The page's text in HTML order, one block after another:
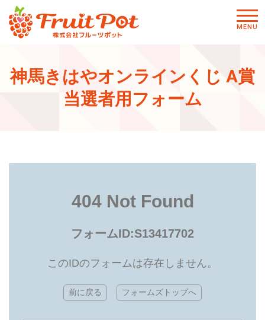
神馬きはやオンラインくじ A賞
当選者用フォーム
メニ
MENU